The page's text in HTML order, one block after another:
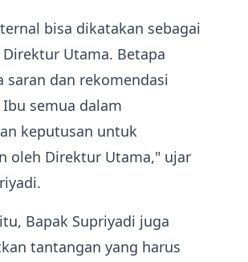
bisa dikatakan sebagai
Utama. Betapa
saran dan rekomendasi
semua dalam
keputusan untuk
oleh Direktur Utama," ujar
Bapak Supriyadi juga
tantangan yang harus